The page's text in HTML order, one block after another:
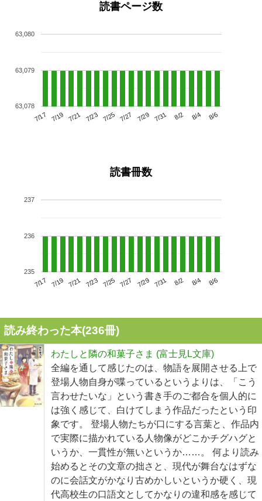
読書ページ数
7/17 7/19 7/21 7/23 7/25 7/27 7/29 7/31 8/2 8/4 8/6
63,078
63,079
63,080
読書冊数
7/17 7/19 7/21 7/23 7/25 7/27 7/29 7/31 8/2 8/4 8/6
235
236
237
読み終わった本(236冊)
わたしと隣の和菓子さま (富士見L文庫)
全編を通して感じたのは、物語を展開させる上で
登場人物自身が喋っているというよりは、「こう
言わせたいな」という書き手のご都合を個人的に
は強く感じて、白けてしまう作品だったという印
象です。 登場人物たちが口にする言葉と、作品内
で実際に描かれている人物像がどこかチグハグと
いうか、一貫性が無いというか……。 何より読み
始めるとその文章の拙さと、現代が舞台なはずな
のに会話文がかなり古めかしいというか硬く、現
代高校生の口語文としてかなりの違和感を感じて